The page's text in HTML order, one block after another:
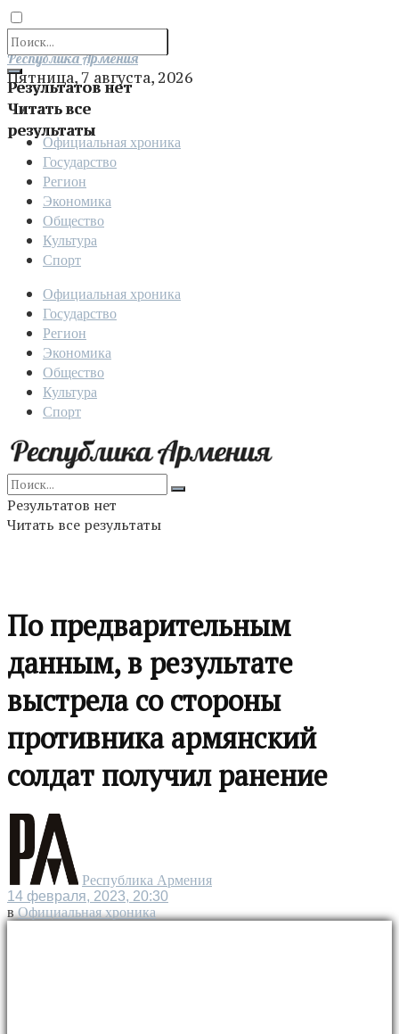
Результатов нет
Читать все
результаты
Отправить
Республика Армения
Пятница, 7 августа, 2026
Официальная хроника
Государство
Регион
Экономика
Общество
Культура
Спорт
Официальная хроника
Государство
Регион
Экономика
Общество
Культура
Спорт
Результатов нет
Читать все результаты
По предварительным
данным, в результате
выстрела со стороны
противника армянский
солдат получил ранение
Республика Армения
14 февраля, 2023, 20:30
в Официальная хроника